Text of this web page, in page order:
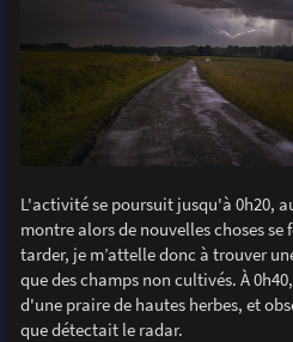
L'activité se poursuit jusqu'à 0h20,
montre alors de nouvelles choses se
tarder, je m’attelle donc à trouver
que des champs non cultivés. À
d'une praire de hautes herbes, et
que détectait le radar.